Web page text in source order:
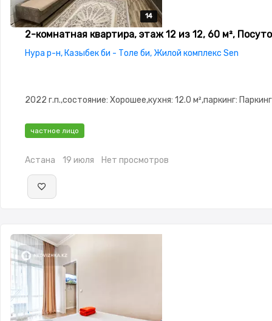
14
14
14
14
14
2-комнатная квартира, этаж 12 из 12, 60 м²,
Нура р-н, Казыбек би - Толе би, Жилой комплекс Sen
2022 г.п.,состояние: Хорошее,кухня: 12.0 м²,паркинг: Паркинг
частное лицо
Астана 19 июля Нет просмотров